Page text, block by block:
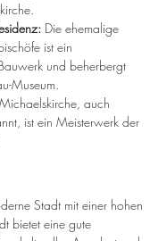
Die ehemalige
ist ein
und beherbergt
Museum.
auch
ist ein Meisterwerk der
Stadt mit einer hohen
bietet eine gute